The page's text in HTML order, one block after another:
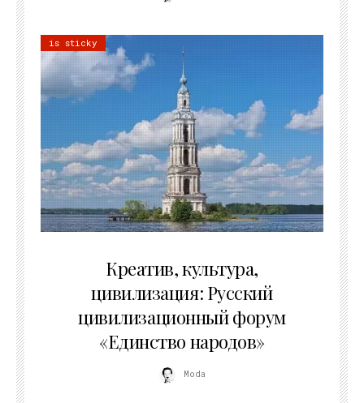
is sticky
Креатив, культура,
цивилизация: Русский
цивилизационный форум
«Единство народов»
Moda